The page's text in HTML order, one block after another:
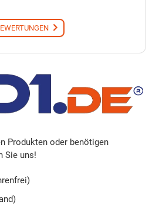
Produkten oder benötigen
Sie uns!